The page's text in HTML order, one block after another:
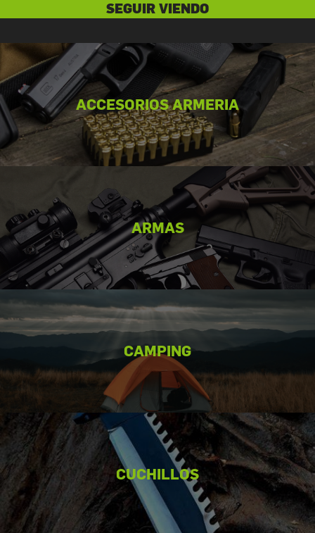
SEGUIR VIENDO
ACCESORIOS ARMERIA
ARMAS
CAMPING
CUCHILLOS